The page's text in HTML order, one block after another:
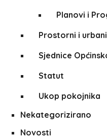
Planovi i
Prostorni i
Sjednice
Statut
Ukop pokojnika
Nekategorizirano
Novosti